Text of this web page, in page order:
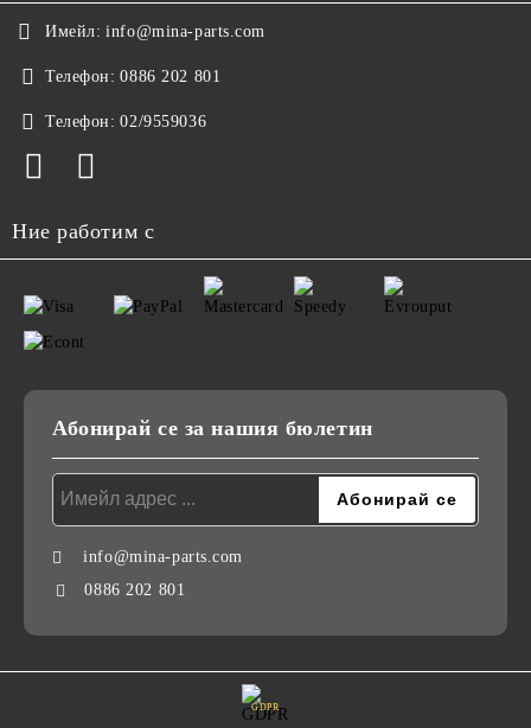
Имейл: info@mina-parts.com
Телефон: 0886 202 801
Телефон: 02/9559036
Ние работим с
Абонирай се за нашия бюлетин
info@mina-parts.com
0886 202 801
GDPR